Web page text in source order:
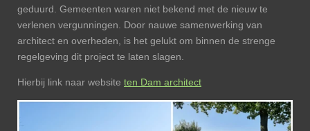
geduurd. Gemeenten waren niet bekend met de nieuw te
verlenen vergunningen. Door nauwe samenwerking van
architect en overheden, is het gelukt om binnen de strenge
regelgeving dit project te laten slagen.
Hierbij link naar website ten Dam architect